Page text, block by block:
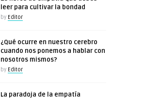
leer para cultivar la bondad
by Editor
¿Qué ocurre en nuestro cerebro
cuando nos ponemos a hablar con
nosotros mismos?
by Editor
La paradoja de la empatía